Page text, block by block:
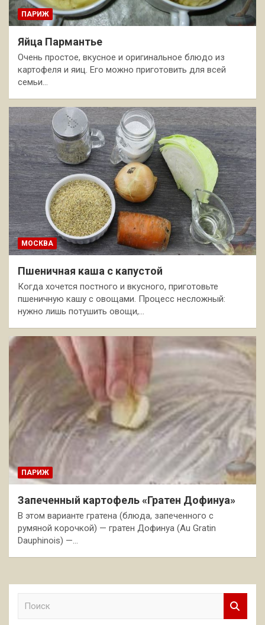
ПАРИЖ
Яйца Пармантье
Очень простое, вкусное и оригинальное блюдо из
картофеля и яиц. Его можно приготовить для всей
семьи…
МОСКВА
Пшеничная каша с капустой
Когда хочется постного и вкусного, приготовьте
пшеничную кашу с овощами. Процесс несложный:
нужно лишь потушить овощи,…
ПАРИЖ
Запеченный картофель «Гратен Дофинуа»
В этом варианте гратена (блюда, запеченного с
румяной корочкой) — гратен Дофинуа (Au Gratin
Dauphinois) —…